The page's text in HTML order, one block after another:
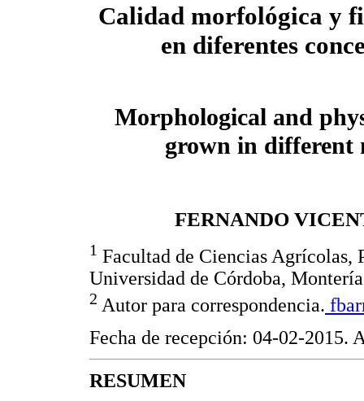
Calidad morfológica y
en diferentes
Morphological and
grown in different
FERNANDO
1 Facultad de Ciencias Agrícolas,
Universidad de Córdoba,
2 Autor para correspondencia.
Fecha de recepción: 04-02-2015.
RESUMEN